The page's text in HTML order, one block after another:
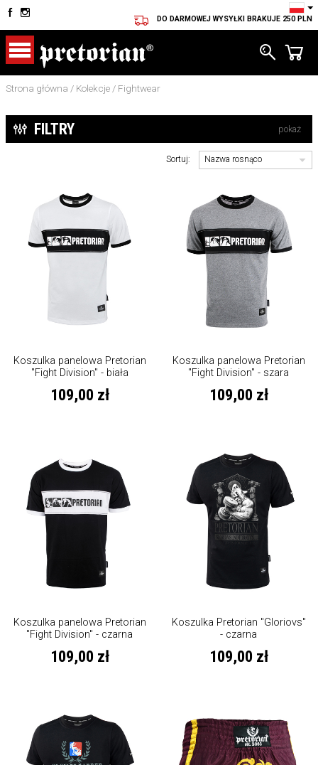
DO DARMOWEJ WYSYŁKI BRAKUJE 250 PLN
Strona główna / Kolekcje / Fightwear
FILTRY pokaż
Sortuj:
Koszulka panelowa Pretorian
"Fight Division" - biała
109,00 zł
Koszulka panelowa Pretorian
"Fight Division" - szara
109,00 zł
Koszulka panelowa Pretorian
"Fight Division" - czarna
109,00 zł
Koszulka Pretorian "Gloriovs"
- czarna
109,00 zł